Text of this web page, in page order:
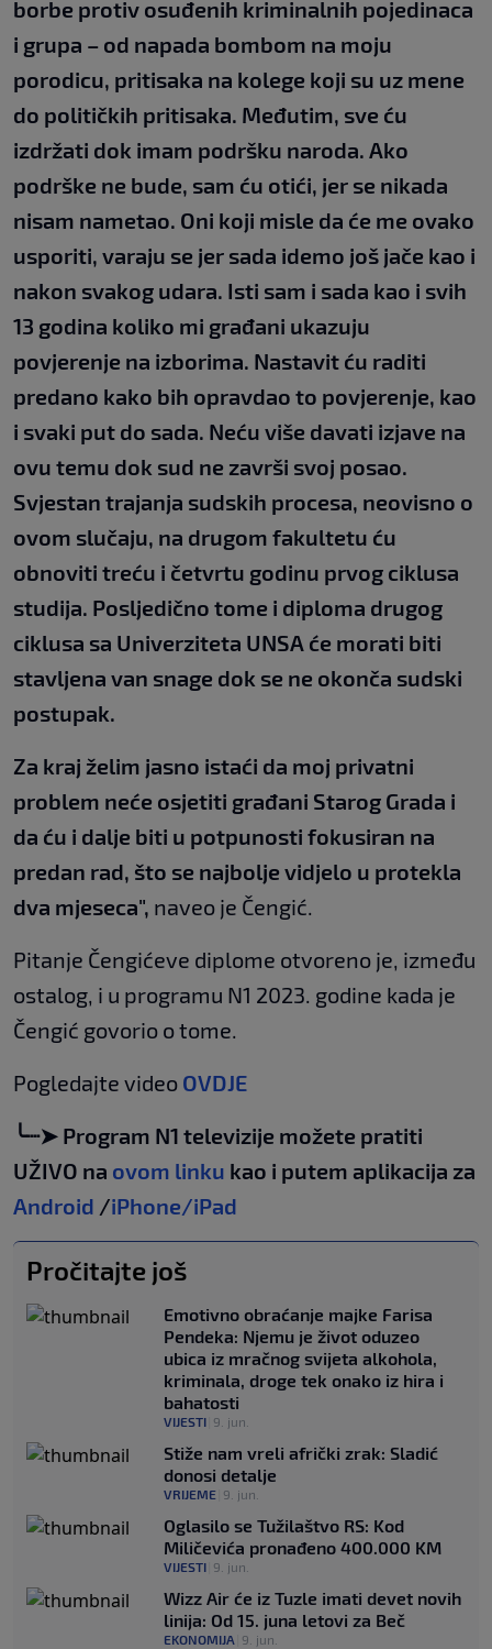
borbe protiv osuđenih kriminalnih pojedinaca
i grupa – od napada bombom na moju
porodicu, pritisaka na kolege koji su uz mene
do političkih pritisaka. Međutim, sve ću
izdržati dok imam podršku naroda. Ako
podrške ne bude, sam ću otići, jer se nikada
nisam nametao. Oni koji misle da će me ovako
usporiti, varaju se jer sada idemo još jače kao i
nakon svakog udara. Isti sam i sada kao i svih
13 godina koliko mi građani ukazuju
povjerenje na izborima. Nastavit ću raditi
predano kako bih opravdao to povjerenje, kao
i svaki put do sada. Neću više davati izjave na
ovu temu dok sud ne završi svoj posao.
Svjestan trajanja sudskih procesa, neovisno o
ovom slučaju, na drugom fakultetu ću
obnoviti treću i četvrtu godinu prvog ciklusa
studija. Posljedično tome i diploma drugog
ciklusa sa Univerziteta UNSA će morati biti
stavljena van snage dok se ne okonča sudski
postupak.
Za kraj želim jasno istaći da moj privatni
problem neće osjetiti građani Starog Grada i
da ću i dalje biti u potpunosti fokusiran na
predan rad, što se najbolje vidjelo u protekla
dva mjeseca", naveo je Čengić.
Pitanje Čengićeve diplome otvoreno je, između
ostalog, i u programu N1 2023. godine kada je
Čengić govorio o tome.
Pogledajte video OVDJE
╰┈➤ Program N1 televizije možete pratiti
UŽIVO na ovom linku kao i putem aplikacija za
Android /iPhone/iPad
Pročitajte još
Emotivno obraćanje majke Farisa
Pendeka: Njemu je život oduzeo
ubica iz mračnog svijeta alkohola,
kriminala, droge tek onako iz hira i
bahatosti
VIJESTI 9. jun.
Stiže nam vreli afrički zrak: Sladić
donosi detalje
VRIJEME 9. jun.
Oglasilo se Tužilaštvo RS: Kod
Miličevića pronađeno 400.000 KM
VIJESTI 9. jun.
Wizz Air će iz Tuzle imati devet novih
linija: Od 15. juna letovi za Beč
EKONOMIJA 9. jun.